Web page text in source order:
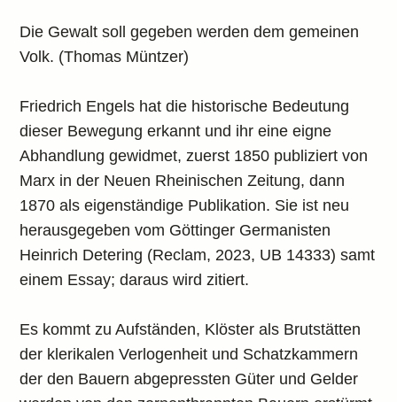
Die Gewalt soll gegeben werden dem gemeinen
Volk. (Thomas Müntzer)
Friedrich Engels hat die historische Bedeutung
dieser Bewegung erkannt und ihr eine eigne
Abhandlung gewidmet, zuerst 1850 publiziert von
Marx in der Neuen Rheinischen Zeitung, dann
1870 als eigenständige Publikation. Sie ist neu
herausgegeben vom Göttinger Germanisten
Heinrich Detering (Reclam, 2023, UB 14333) samt
einem Essay; daraus wird zitiert.
Es kommt zu Aufständen, Klöster als Brutstätten
der klerikalen Verlogenheit und Schatzkammern
der den Bauern abgepressten Güter und Gelder